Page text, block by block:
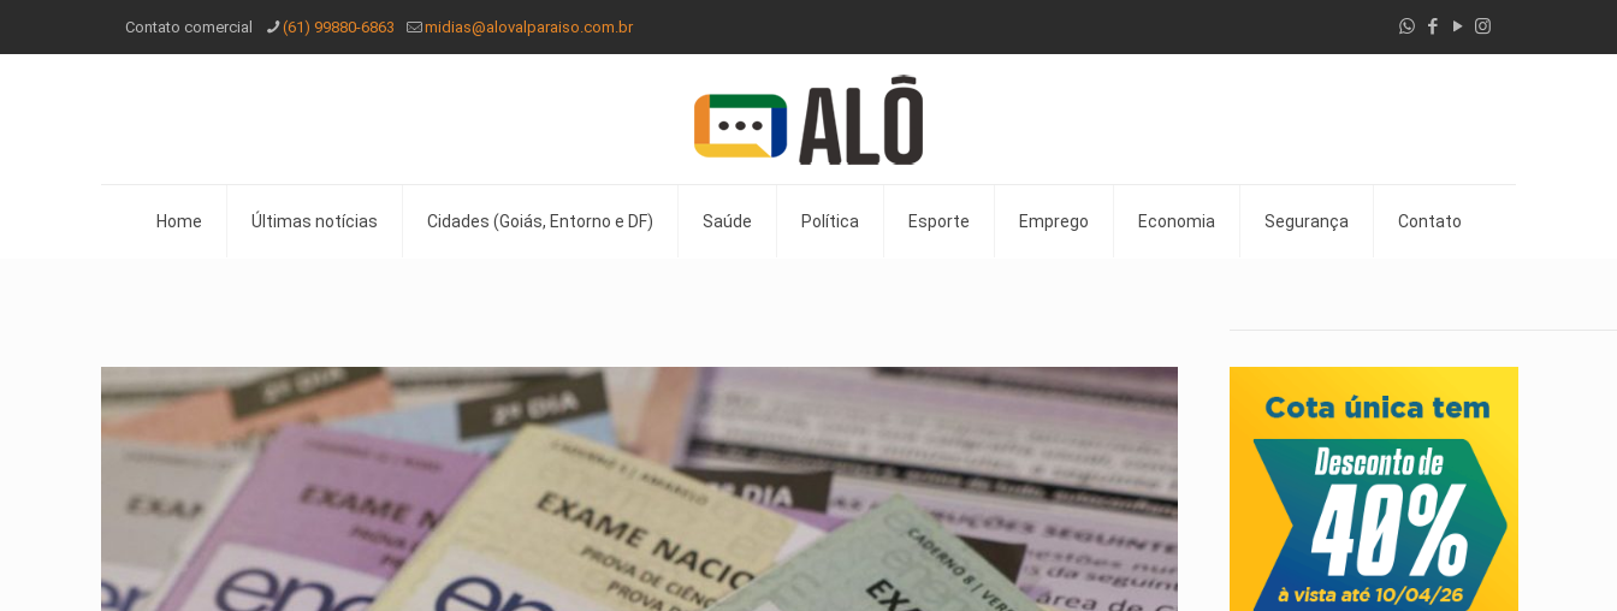
Contato comercial (61) 99880-6863 midias@alovalparaiso.com.br
Home Últimas notícias Cidades (Goiás, Entorno e DF) Saúde Política Esporte Emprego Economia Segurança Contato